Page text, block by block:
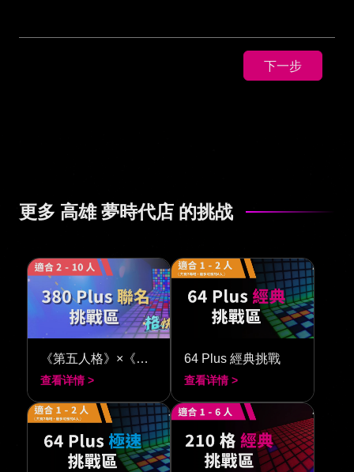
下一步
更多 高雄 夢時代店 的挑战
《第五人格》×《閃動格子 380》
查看详情 >
64 Plus 經典挑戰
查看详情 >